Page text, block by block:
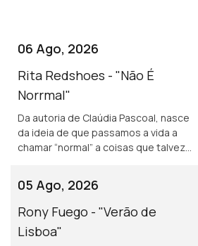
06 Ago, 2026
Rita Redshoes - "Não É
Norrmal"
Da autoria de Claúdia Pascoal, nasce
da ideia de que passamos a vida a
chamar “normal” a coisas que talvez
05 Ago, 2026
Rony Fuego - "Verão de
Lisboa"